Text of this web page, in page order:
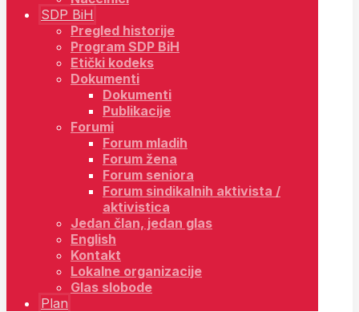
SDP BiH
Pregled historije
Program SDP BiH
Etički kodeks
Dokumenti
Dokumenti
Publikacije
Forumi
Forum mladih
Forum žena
Forum seniora
Forum sindikalnih aktivista /
aktivistica
Jedan član, jedan glas
English
Kontakt
Lokalne organizacije
Glas slobode
Plan